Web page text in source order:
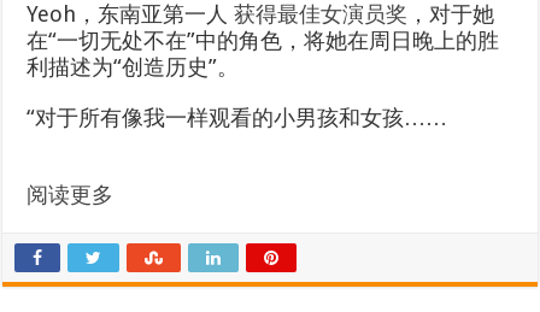
Yeoh，东南亚第一人获得最佳女演员奖 ，对于她
在“一切无处不在”中的角色，将她在周日晚上的胜
利描述为“创造历史”。
“对于所有像我一样观看的小男孩和女孩……
阅读更多